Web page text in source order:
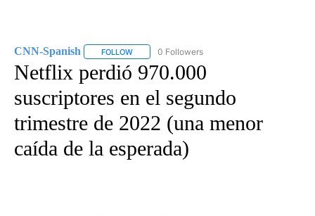
CNN-Spanish FOLLOW FOLLOW "CNN-SPANISH" TO RECEIVE
0 Followers
Netflix perdió 970.000
suscriptores en el segundo
trimestre de 2022 (una menor
caída de la esperada)